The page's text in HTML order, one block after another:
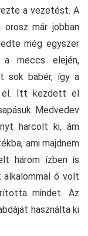
a vezetést. A
orosz már jobban
még egyszer
a meccs elején,
sok babér, így a
el. Itt kezdett el
Medvedev
harcolt ki, ám
ami majdnem
három ízben is
alkalommal ő volt
mindet. Az
használta ki